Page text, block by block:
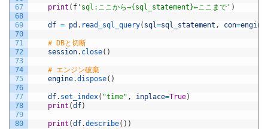
67
68
69
70
71
72
73
74
75
76
77
78
79
80
print ( f 'sql:ここから→{sql_statement}←ここまで' )
df = pd . read_sql_query( sql=sql_statement , con=engine
# DBと切断
session. close( )
# エンジン破棄
engine.dispose( )
df. set_index( "time" , inplace=True)
print (df)
print (df.describe( ) )